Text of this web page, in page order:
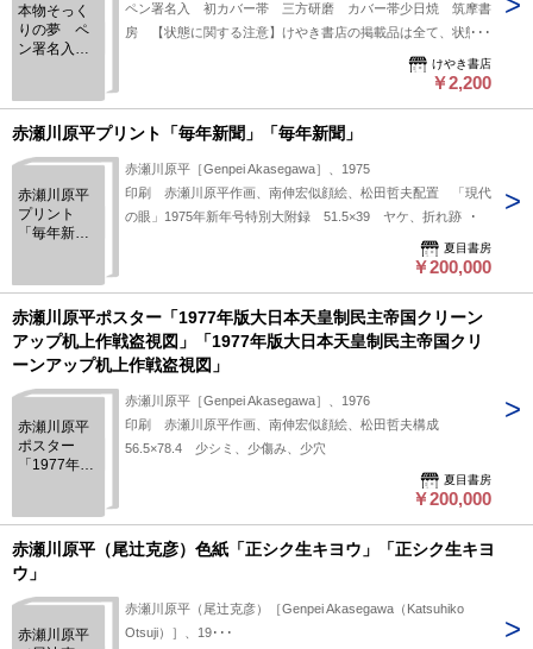
本物そっく
りの夢 ペ
ン署名入
磨 カバー
帯少日焼
ペン署名入 初カバー帯 三方研磨 カバー帯少日焼 筑摩書
房 【状態に関する注意】けやき書店の掲載品は全て、状態に
関わらず「中古品（並）」と表示されています。「日本の古本
屋」は６段階の「状態」表記が必須となりましたが、当店の扱
な）為、状態欄の「中古品（並）」という表現は考慮にいれな
考にして下さい。状態表記の無いものは特に問題なく良好とお
考え下さい。:
けやき書店
￥2,200
赤瀬川原平プリント「毎年新聞」「毎年新聞」
赤瀬川原平
プリント
「毎年新
赤瀬川原平［Genpei Akasegawa］、1975
印刷 赤瀬川原平作画、南伸宏似顔絵、松田哲夫配置 「現代
の眼」1975年新年号特別大附録 51.5×39 ヤケ、折れ跡
夏目書房
￥200,000
赤瀬川原平ポスター「1977年版大日本天皇制民主帝国クリーン
アップ机上作戦盗視図」「1977年版大日本天皇制民主帝国クリ
ーンアップ机上作戦盗視図」
赤瀬川原平
ポスター
「1977年版
クリーンア
ップ机上作
戦盗視図」
「1977年版
大日本天皇
クリーンア
赤瀬川原平［Genpei Akasegawa］、1976
印刷 赤瀬川原平作画、南伸宏似顔絵、松田哲夫構成
56.5×78.4 少シミ、少傷み、少穴
夏目書房
￥200,000
赤瀬川原平（尾辻克彦）色紙「正シク生キヨウ」「正シク生キヨ
ウ」
赤瀬川原平
赤瀬川原平（尾辻克彦）［Genpei Akasegawa（Katsuhiko
Otsuji）］、19･･･